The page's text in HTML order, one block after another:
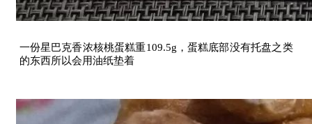
一份星巴克香浓核桃蛋糕重109.5g，蛋糕底部没有托盘之类
的东西所以会用油纸垫着